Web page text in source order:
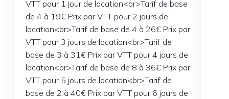
VTT pour 1 jour de location<br>Tarif de base
de 4 à 19€ Prix par VTT pour 2 jours de
location<br>Tarif de base de 4 à 26€ Prix par
VTT pour 3 jours de location<br>Tarif de
base de 3 à 31€ Prix par VTT pour 4 jours de
location<br>Tarif de base de 8 à 36€ Prix par
VTT pour 5 jours de location<br>Tarif de
base de 2 à 40€ Prix par VTT pour 6 jours de